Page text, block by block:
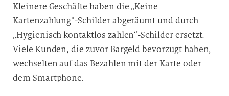
e
n
v
e
r
Kleinere Geschäfte haben die „Keine
Kartenzahlung“-Schilder abgeräumt und durch
„Hygienisch kontaktlos zahlen“-Schilder ersetzt.
Viele Kunden, die zuvor Bargeld bevorzugt haben,
wechselten auf das Bezahlen mit der Karte oder
dem Smartphone.